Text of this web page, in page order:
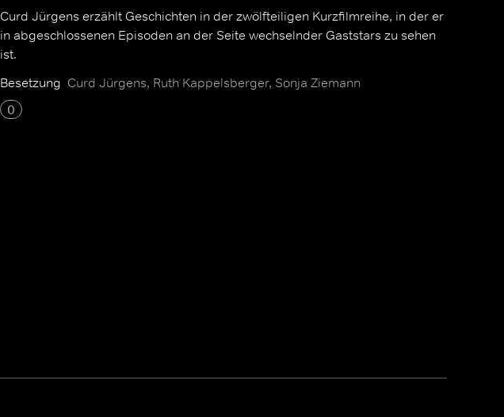
Curd Jürgens erzählt Geschichten in der zwölfteiligen Kurzfilmreihe, in der er
in abgeschlossenen Episoden an der Seite wechselnder Gaststars zu sehen
ist.
Besetzung Curd Jürgens, Ruth Kappelsberger, Sonja Ziemann
0